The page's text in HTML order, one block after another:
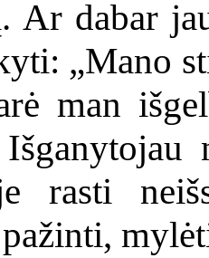
Ar dabar
„Mano
man
rasti